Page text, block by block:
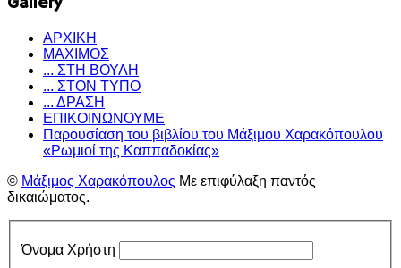
ΑΡΧΙΚΗ
ΜΑΧΙΜΟΣ
... ΣΤΗ ΒΟΥΛΗ
... ΣΤΟΝ ΤΥΠΟ
... ΔΡΑΣΗ
ΕΠΙΚΟΙΝΩΝΟΥΜΕ
Παρουσίαση του βιβλίου του Μάξιμου Χαρακόπουλου
«Ρωμιοί της Καππαδοκίας»
© Μάξιμος Χαρακόπουλος Με επιφύλαξη παντός
δικαιώματος.
Όνομα Χρήστη